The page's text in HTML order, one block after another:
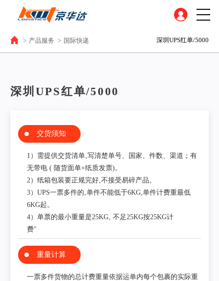
> 产品服务 > 国际快递 深圳UPS红单/5000
深圳UPS红单/5000
交货须知
1）需提供交货清单‚写清楚单号、国家、件数、渠道；有
无带电 ( 随货面单+纸质发票)。
2）纸箱包装要正规完好‚不接受易碎产品。
3）UPS一票多件的‚单件不能低于6KG,单件计费重最低
6KG起。
4）单票的最小重量是25KG‚ 不足25KG按25KG计
费"
重量计算
一票多件货物的总计费重量依据运单内每个包裹的实际重